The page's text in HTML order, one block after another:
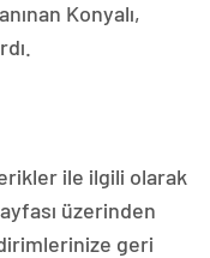
Konyalı,
ile ilgili olarak
üzerinden
geri